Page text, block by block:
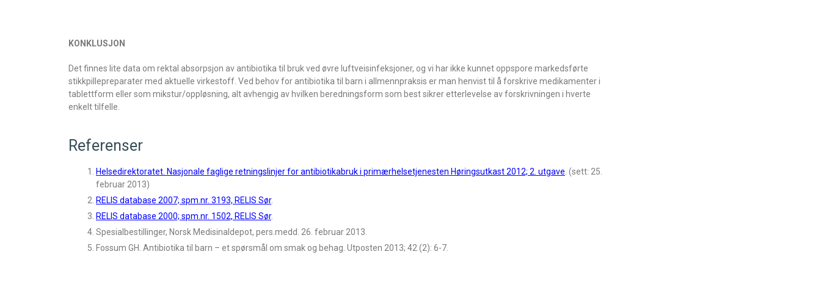
KONKLUSJON
Det finnes lite data om rektal absorpsjon av antibiotika til bruk ved øvre luftveisinfeksjoner, og vi har ikke kunnet oppspore markedsførte
stikkpillepreparater med aktuelle virkestoff. Ved behov for antibiotika til barn i allmennpraksis er man henvist til å forskrive medikamenter i
tablettform eller som mikstur/oppløsning, alt avhengig av hvilken beredningsform som best sikrer etterlevelse av forskrivningen i hverte
enkelt tilfelle.
Referenser
Helsedirektoratet. Nasjonale faglige retningslinjer for antibiotikabruk i primærhelsetjenesten Høringsutkast 2012; 2. utgave . (sett: 25.
februar 2013)
RELIS database 2007; spm.nr. 3193, RELIS Sør.
RELIS database 2000; spm.nr. 1502, RELIS Sør.
Spesialbestillinger, Norsk Medisinaldepot, pers.medd. 26. februar 2013.
Fossum GH. Antibiotika til barn – et spørsmål om smak og behag. Utposten 2013; 42 (2): 6-7.